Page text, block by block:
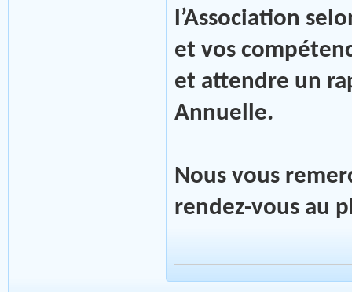
l’Association
et vos
et attendre un
Annuelle.
Nous vous
rendez-vous au